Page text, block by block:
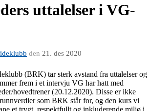
uttalelser i VG-
den 21. des 2020
(BRK) tar sterk avstand fra uttalelser og
frem i et intervju VG har hatt med
hovedtrener (20.12.2020). Disse er ikke
som BRK står for, og den kurs vi
et trygt, respektfullt og inkluderende miljø i